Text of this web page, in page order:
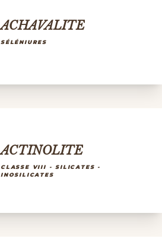
ACHAVALITE
SÉLÉNIURES
ACTINOLITE
CLASSE VIII - SILICATES -
INOSILICATES